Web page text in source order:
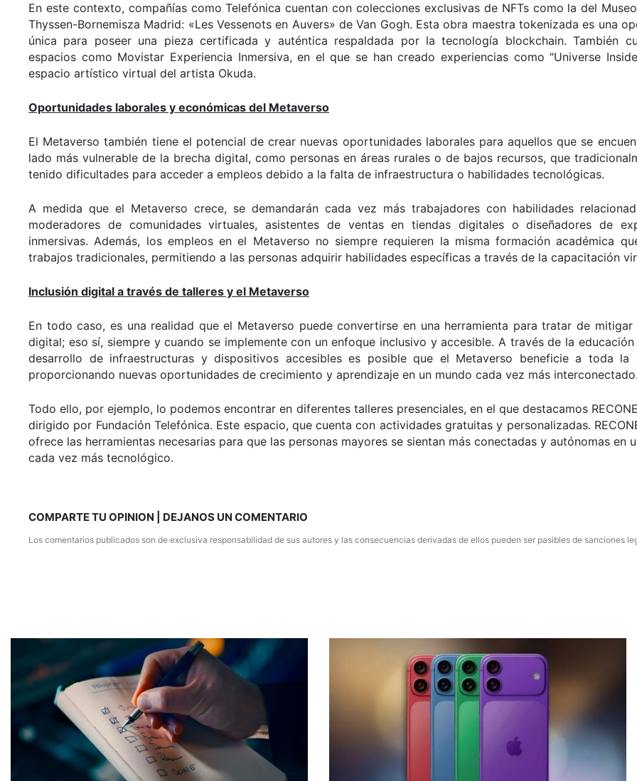
En este contexto, compañías como Telefónica cuentan con colecciones exclusivas de NFTs como la del
Thyssen-Bornemisza Madrid: «Les Vessenots en Auvers» de Van Gogh. Esta obra maestra tokenizada es una
única para poseer una pieza certificada y auténtica respaldada por la tecnología blockchain. También
espacios como Movistar Experiencia Inmersiva, en el que se han creado experiencias como "Universe
espacio artístico virtual del artista Okuda.
Oportunidades laborales y económicas del Metaverso
El Metaverso también tiene el potencial de crear nuevas oportunidades laborales para aquellos que se
lado más vulnerable de la brecha digital, como personas en áreas rurales o de bajos recursos, que
tenido dificultades para acceder a empleos debido a la falta de infraestructura o habilidades tecnológicas.
A medida que el Metaverso crece, se demandarán cada vez más trabajadores con habilidades
moderadores de comunidades virtuales, asistentes de ventas en tiendas digitales o diseñadores de
inmersivas. Además, los empleos en el Metaverso no siempre requieren la misma formación académica
trabajos tradicionales, permitiendo a las personas adquirir habilidades específicas a través de la capacitación
Inclusión digital a través de talleres y el Metaverso
En todo caso, es una realidad que el Metaverso puede convertirse en una herramienta para tratar de mitigar
digital; eso sí, siempre y cuando se implemente con un enfoque inclusivo y accesible. A través de la
desarrollo de infraestructuras y dispositivos accesibles es posible que el Metaverso beneficie a toda la
proporcionando nuevas oportunidades de crecimiento y aprendizaje en un mundo cada vez más interconectado.
Todo ello, por ejemplo, lo podemos encontrar en diferentes talleres presenciales, en el que destacamos
dirigido por Fundación Telefónica. Este espacio, que cuenta con actividades gratuitas y personalizadas.
ofrece las herramientas necesarias para que las personas mayores se sientan más conectadas y autónomas en
cada vez más tecnológico.
COMPARTE TU OPINION | DEJANOS UN COMENTARIO
Los comentarios publicados son de exclusiva responsabilidad de sus autores y las consecuencias derivadas de ellos pueden ser pasibles de sanciones